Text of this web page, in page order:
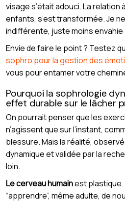
visage s’était adouci. La relation
enfants, s’est transformée. Je
indifférente, juste moins envahie
Envie de faire le point ? Testez
sophro pour la gestion des
vous pour entamer votre
Pourquoi la sophrologie
effet durable sur le lâcher
On pourrait penser que les
n’agissent que sur l’instant,
blessure. Mais la réalité,
dynamique et validée par la
loin.
Le cerveau humainest plastique.
“apprendre”, même adulte, de